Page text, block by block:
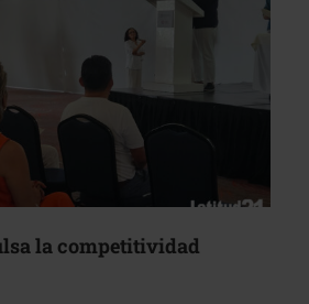
la competitividad